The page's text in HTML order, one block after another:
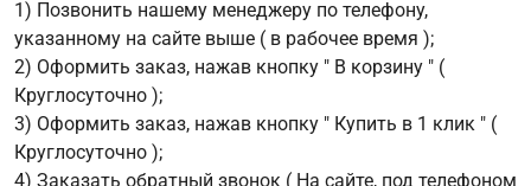
1) Позвонить нашему менеджеру по телефону,
указанному на сайте выше ( в рабочее время );
2) Оформить заказ, нажав кнопку " В корзину " (
Круглосуточно );
3) Оформить заказ, нажав кнопку " Купить в 1 клик " (
Круглосуточно );
4) Заказать обратный звонок ( На сайте, под телефоном